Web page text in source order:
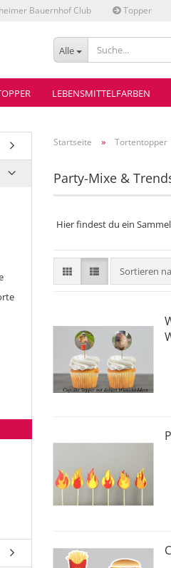
Bauernhof Club Topper
Alle
LEBENSMITTELFARBEN
Startseite » Tortentopper
Party-Mixe &
Hier findest du ein
Sortieren
Sortieren